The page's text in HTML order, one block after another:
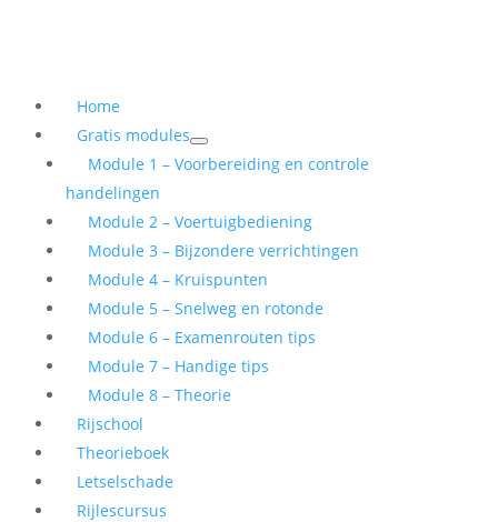
Home
Gratis modules
Module 1 – Voorbereiding en controle
handelingen
Module 2 – Voertuigbediening
Module 3 – Bijzondere verrichtingen
Module 4 – Kruispunten
Module 5 – Snelweg en rotonde
Module 6 – Examenrouten tips
Module 7 – Handige tips
Module 8 – Theorie
Rijschool
Theorieboek
Letselschade
Rijlescursus